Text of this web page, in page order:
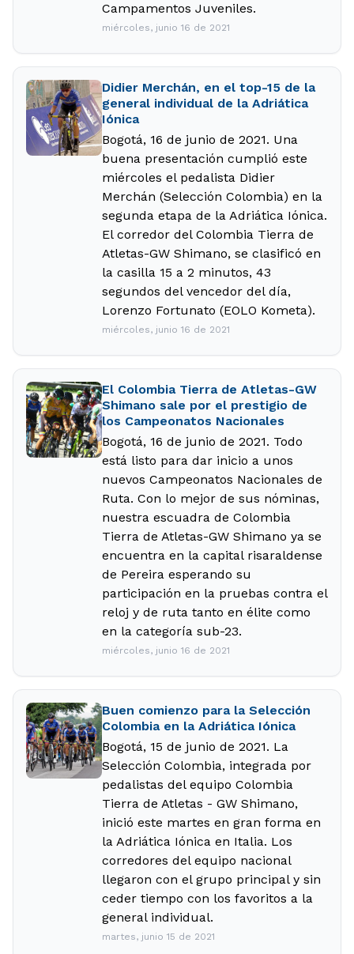
Campamentos Juveniles.
miércoles, junio 16 de 2021
Didier Merchán, en el top-15 de la
general individual de la Adriática
Iónica
Bogotá, 16 de junio de 2021. Una
buena presentación cumplió este
miércoles el pedalista Didier
Merchán (Selección Colombia) en la
segunda etapa de la Adriática Iónica.
El corredor del Colombia Tierra de
Atletas-GW Shimano, se clasificó en
la casilla 15 a 2 minutos, 43
segundos del vencedor del día,
Lorenzo Fortunato (EOLO Kometa).
miércoles, junio 16 de 2021
El Colombia Tierra de Atletas-GW
Shimano sale por el prestigio de
los Campeonatos Nacionales
Bogotá, 16 de junio de 2021. Todo
está listo para dar inicio a unos
nuevos Campeonatos Nacionales de
Ruta. Con lo mejor de sus nóminas,
nuestra escuadra de Colombia
Tierra de Atletas-GW Shimano ya se
encuentra en la capital risaraldense
de Pereira esperando su
participación en la pruebas contra el
reloj y de ruta tanto en élite como
en la categoría sub-23.
miércoles, junio 16 de 2021
Buen comienzo para la Selección
Colombia en la Adriática Iónica
Bogotá, 15 de junio de 2021. La
Selección Colombia, integrada por
pedalistas del equipo Colombia
Tierra de Atletas - GW Shimano,
inició este martes en gran forma en
la Adriática Iónica en Italia. Los
corredores del equipo nacional
llegaron con el grupo principal y sin
ceder tiempo con los favoritos a la
general individual.
martes, junio 15 de 2021